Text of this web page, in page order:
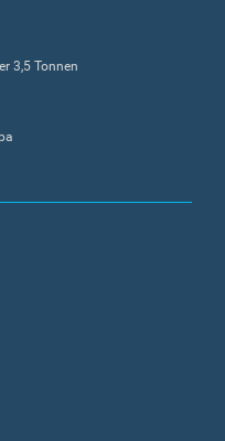
3,5 Tonnen